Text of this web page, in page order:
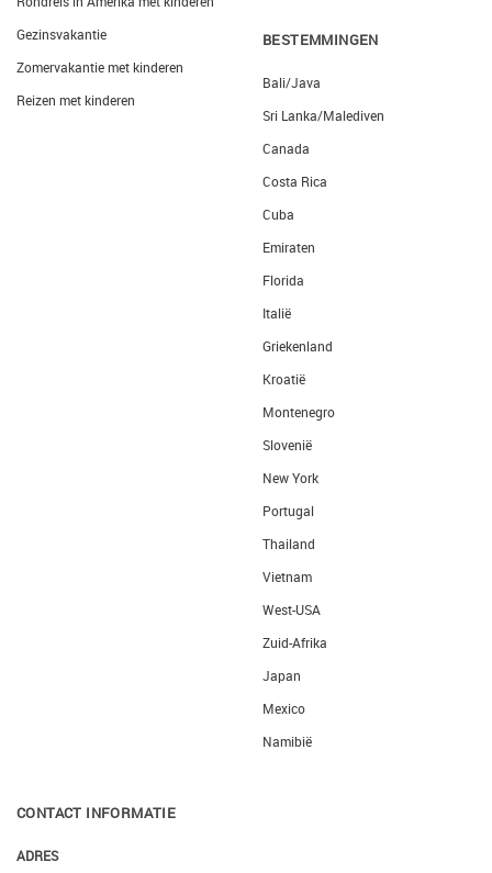
Gezinsvakantie
Zomervakantie met kinderen
Reizen met kinderen
BESTEMMINGEN
Bali/Java
Sri Lanka/Malediven
Canada
Costa Rica
Cuba
Emiraten
Florida
Italië
Griekenland
Kroatië
Montenegro
Slovenië
New York
Portugal
Thailand
Vietnam
West-USA
Zuid-Afrika
Japan
Mexico
Namibië
CONTACT INFORMATIE
ADRES